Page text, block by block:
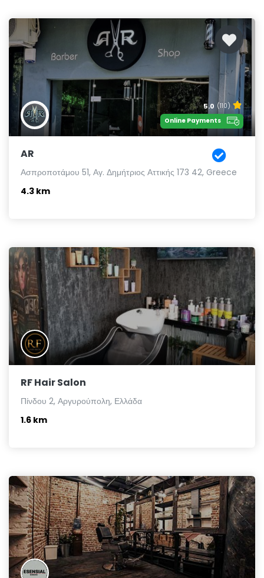
5.0 (110)
Online Payments
AR
Ασπροποτάμου 51, Αγ. Δημήτριος Αττικής 173 42, Greece
4.3 km
RF Hair Salon
Πίνδου 2, Αργυρούπολη, Ελλάδα
1.6 km